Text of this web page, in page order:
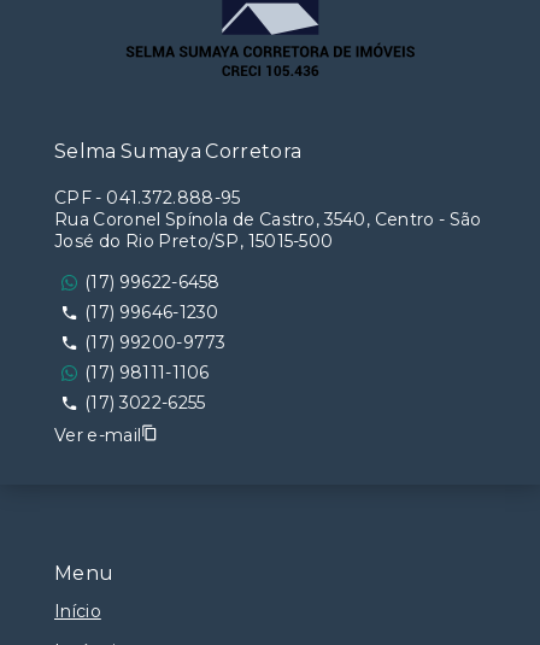
Menu
Início
Selma Sumaya Corretora
CPF- 041.372.888-95
Rua Coronel Spínola de Castro, 3540, Centro - São
José do Rio Preto/SP, 15015-500
(17) 99622-6458
(17) 99646-1230
(17) 99200-9773
(17) 98111-1106
(17) 3022-6255
Ver e-mail